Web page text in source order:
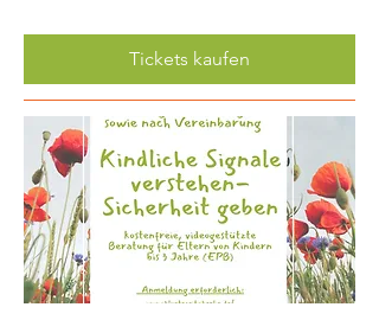
Tickets kaufen